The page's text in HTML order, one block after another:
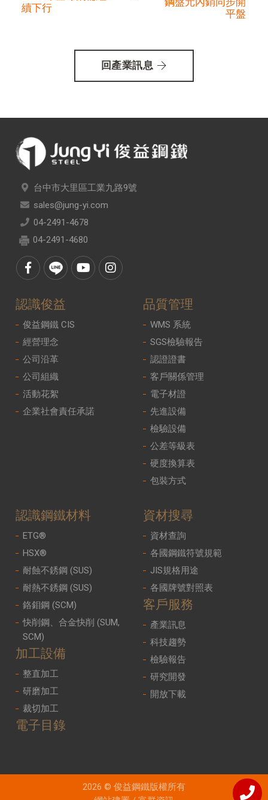
續下行
平盤
回產業訊息
台中市大里區工業九路9號
sales@jung-yi.com
04-2491-4678
04-2491-4680
認識俊益
俊益鋼鐵 CIS
經營理念
公司沿革
公司組織
活動花絮
企業社會責任承諾
品質管理
WMS 系統
SGS檢驗報告
認證證書
客戶關係管理
電子材證
先進設備
檢驗設備
公差等級表
硬度換算表
包裝方式
認識鋼鐵材料
ETG®
HSX®
耐蝕不銹鋼 (SUS)
耐熱不銹鋼 (SUS)
鉻鉬鋼 (SCM)
快削鋼、合金快削 (SUM,
SCM)
加工設備
整直加工
研磨加工
裁切加工
電子目錄
資材搜尋
資材查詢
各國鋼鐵符號規範
JIS規格用途
各國牌號對照表
客戶服務
產業訊息
科技趨勢
檢驗報告
研究開發
開放下載
2026 © 俊益鋼鐵版權所有